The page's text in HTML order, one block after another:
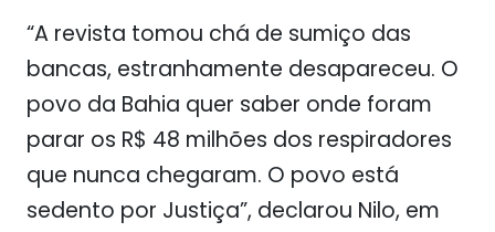
“A revista tomou chá de sumiço das
bancas, estranhamente desapareceu. O
povo da Bahia quer saber onde foram
parar os R$ 48 milhões dos respiradores
que nunca chegaram. O povo está
sedento por Justiça”, declarou Nilo, em